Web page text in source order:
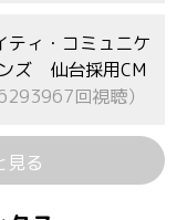
ティ・コミュニケ
ズ 仙台採用CM
6293967回視聴）
見る